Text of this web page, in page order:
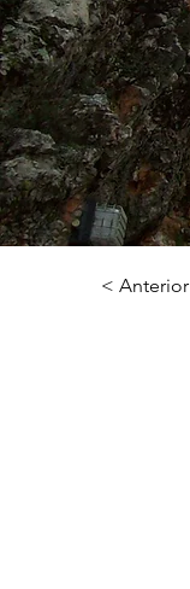
< Anterior